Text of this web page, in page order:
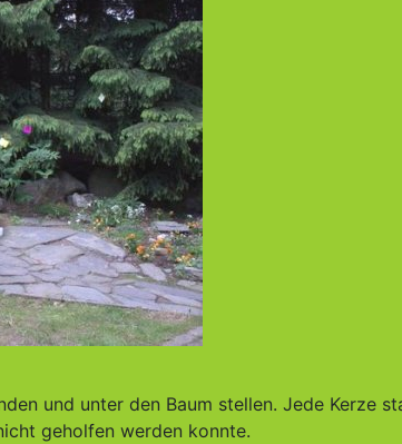
und unter den Baum stellen. Jede Kerze
geholfen werden konnte.